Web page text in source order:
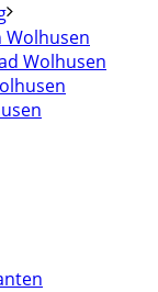
Wolhusen
Wolhusen